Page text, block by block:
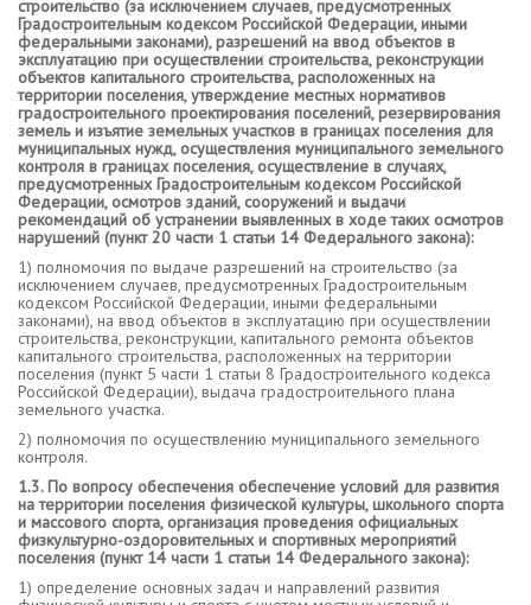
строительство (за исключением случаев, предусмотренных
Градостроительным кодексом Российской Федерации, иными
федеральными законами), разрешений на ввод объектов в
эксплуатацию при осуществлении строительства, реконструкции
объектов капитального строительства, расположенных на
территории поселения, утверждение местных нормативов
градостроительного проектирования поселений, резервирования
земель и изъятие земельных участков в границах поселения для
муниципальных нужд, осуществления муниципального земельного
контроля в границах поселения, осуществление в случаях,
предусмотренных Градостроительным кодексом Российской
Федерации, осмотров зданий, сооружений и выдачи
рекомендаций об устранении выявленных в ходе таких осмотров
нарушений (пункт 20 части 1 статьи 14 Федерального закона):
1) полномочия по выдаче разрешений на строительство (за
исключением случаев, предусмотренных Градостроительным
кодексом Российской Федерации, иными федеральными
законами), на ввод объектов в эксплуатацию при осуществлении
строительства, реконструкции, капитального ремонта объектов
капитального строительства, расположенных на территории
поселения (пункт 5 части 1 статьи 8 Градостроительного кодекса
Российской Федерации), выдача градостроительного плана
земельного участка.
2) полномочия по осуществлению муниципального земельного
контроля.
1.3. По вопросу обеспечения обеспечение условий для развития
на территории поселения физической культуры, школьного спорта
и массового спорта, организация проведения официальных
физкультурно-оздоровительных и спортивных мероприятий
поселения (пункт 14 части 1 статьи 14 Федерального закона):
1) определение основных задач и направлений развития